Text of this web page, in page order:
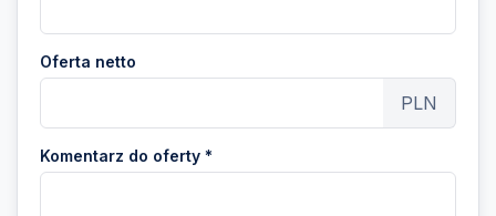
Oferta netto
PLN
Komentarz do oferty *